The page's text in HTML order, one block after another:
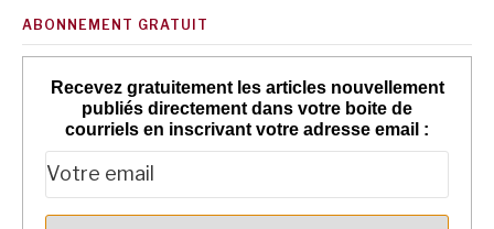
ABONNEMENT GRATUIT
Recevez gratuitement les articles nouvellement
publiés directement dans votre boite de
courriels en inscrivant votre adresse email :